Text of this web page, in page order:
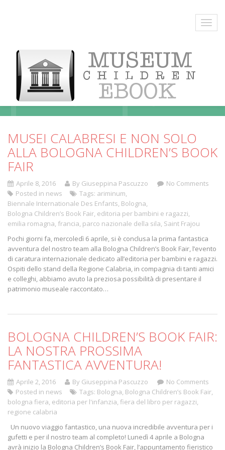
Blog
MUSEI CALABRESI E NON SOLO
ALLA BOLOGNA CHILDREN’S BOOK
FAIR
Aprile 8, 2016 By Giuseppina Pascuzzo
No Comments
Posted in news Tags: ariminum,
Biennale Internationale Des Enfants, Bologna,
Bologna Children’s Book Fair, editoria per bambini e ragazzi,
emilia romagna, francia, parco nazionale della sila, Saint Frajou
Pochi giorni fa, mercoledì 6 aprile, si è conclusa la prima fantastica
avventura del nostro team alla Bologna Children’s Book Fair, l’evento
di caratura internazionale dedicato all’editoria per bambini e ragazzi.
Ospiti dello stand della Regione Calabria, in compagnia di tanti amici
e colleghi, abbiamo avuto la preziosa possibilità di presentare il
patrimonio museale raccontato…
BOLOGNA CHILDREN’S BOOK FAIR:
LA NOSTRA PROSSIMA
FANTASTICA AVVENTURA!
Aprile 2, 2016 By Giuseppina Pascuzzo
No Comments
Posted in news Tags: Bologna, Bologna Children’s Book Fair,
bologna fiera, editoria per l'infanzia, fiera del libro per ragazzi,
regione calabria
Un nuovo viaggio fantastico, una nuova incredibile avventura per i
gufetti e per il nostro team al completo! Lunedì 4 aprile a Bologna
avrà inizio la Bologna Children’s Book Fair, l’appuntamento fieristico